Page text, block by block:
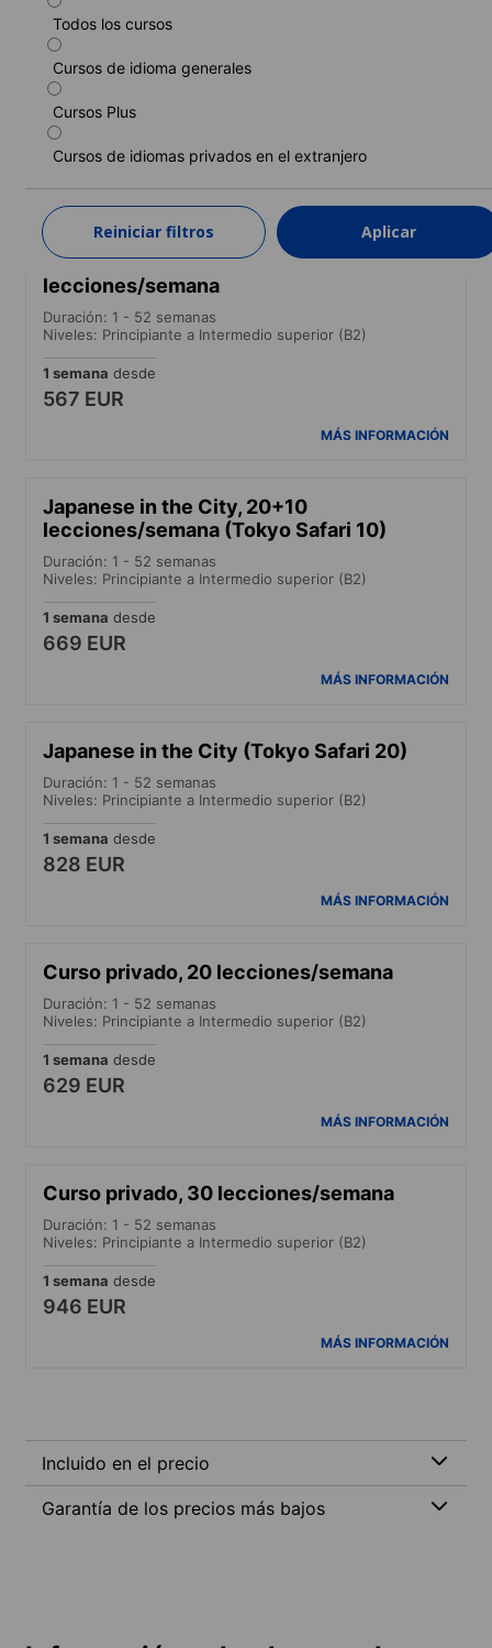
Todos los cursos
Cursos de idioma generales
Cursos Plus
Cursos de idiomas privados en el extranjero
Reiniciar filtros Aplicar
Curso estándar
Duración: 1 - 52 semanas
Niveles: Principiante a Intermedio superior (B2)
1 semana
249 EUR
MÁS INFORMACIÓN
Curso combinado, 20+10
lecciones/semana
Duración: 1 - 52 semanas
Niveles: Principiante a Intermedio superior (B2)
1 semana desde
567 EUR
MÁS INFORMACIÓN
Japanese in the City, 20+10
lecciones/semana (Tokyo Safari 10)
Duración: 1 - 52 semanas
Niveles: Principiante a Intermedio superior (B2)
1 semana desde
669 EUR
MÁS INFORMACIÓN
Japanese in the City (Tokyo Safari 20)
Duración: 1 - 52 semanas
Niveles: Principiante a Intermedio superior (B2)
1 semana desde
828 EUR
MÁS INFORMACIÓN
Curso privado, 20 lecciones/semana
Duración: 1 - 52 semanas
Niveles: Principiante a Intermedio superior (B2)
1 semana desde
629 EUR
MÁS INFORMACIÓN
Curso privado, 30 lecciones/semana
Duración: 1 - 52 semanas
Niveles: Principiante a Intermedio superior (B2)
1 semana desde
946 EUR
MÁS INFORMACIÓN
Incluido en el precio
Garantía de los precios más bajos